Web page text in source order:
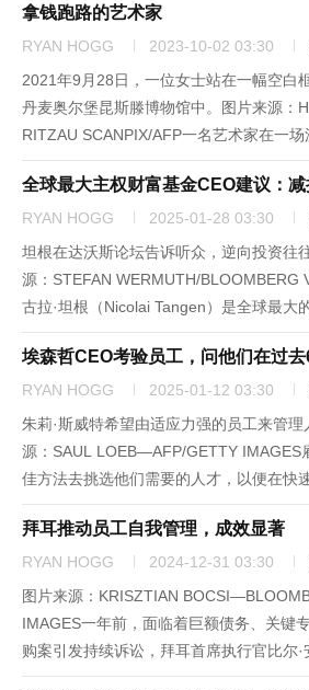
过了一项禁止培育人造肉的法案，使该国
拿钱跑路的艺术家
RYAN HOGG 2023-10-02 03:30
2021年9月28日，一位女士站在一幅空白
丹麦奥尔堡昆斯滕博物馆中。图片来源：
RITZAU SCANPIX/AFP一名艺术家在一场
麦博物馆，原因是他提交了两幅空白画布
作品中的现金，而且这些现金都是这家博
全球最大主权财富基金CEO建议：
RYAN HOGG 2025-01-28 03:30
坦根在达沃斯论坛告诉听众，逆向投资往
源：STEFAN WERMUTH/BLOOMBERG
古拉·坦根（Nicolai Tangen）是全球最大
约1.8万亿美元）的掌舵者，他身边总是
希望从他那里获得跑赢市...
埃森哲CEO考验员工，问他们在过
RYAN HOGG 2025-01-12 03:30
朱莉·斯威特希望由适应力强的员工来管
源：SAUL LOEB—AFP/GETTY IMAGES
佳方法去挑选他们需要的人才，以便在快
务取得成功。埃森哲（Accenture）首席
Sweet）用一个简单的问题就...
拜耳推动员工自我管理，成效显著
RYAN HOGG 2024-12-31 03:30
图片来源：KRISZTIAN
IMAGES一年前，面临着巨额债务、关键
购案引发持续诉讼，拜耳首席执行官比尔·
司重回正轨，迈出了大胆一步：取消管理